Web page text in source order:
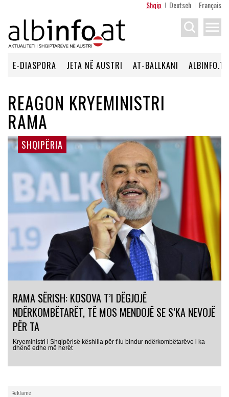
Shqip Deutsch Français
menu
E-DIASPORA JETA NË AUSTRI AT-BALLKANI ALBINFO.TV
REAGON KRYEMINISTRI
RAMA
SHQIPËRIA
RAMA SËRISH: KOSOVA T’I DËGJOJË
NDËRKOMBËTARËT, TË MOS MENDOJË SE S’KA NEVOJË
PËR TA
Kryeministri i Shqipërisë këshilla për t’iu bindur ndërkombëtarëve i ka
dhënë edhe më herët
Reklamë